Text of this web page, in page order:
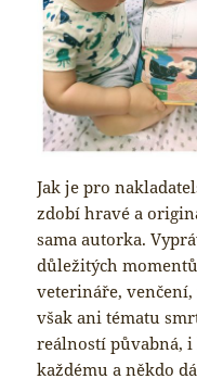
Jak je pro
zdobí hravé a
sama autorka.
důležitých
veterináře,
však ani tématu
reálností půvabná,
každému a někdo